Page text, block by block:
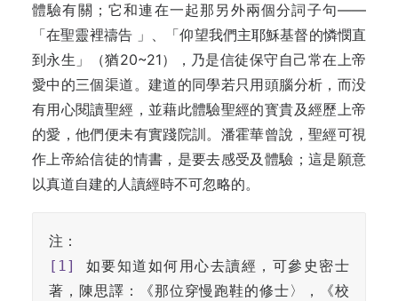
體驗有關；它和連在一起那另外兩個分詞子句——
「在聖靈裡禱告 」、「仰望我們主耶穌基督的憐憫直
到永生」（猶20~21），乃是信徒保守自己常在上帝
愛中的三個渠道。建道的同學若只用頭腦分析，而没
有用心閱讀聖經，並藉此體驗聖經的寳貴及經歷上帝
的愛，他們便未有實踐院訓。潘霍華曾說，聖經可視
作上帝給信徒的情書，是要去感受及體驗；這是願意
以真道自建的人讀經時不可忽略的。
[1]
如要知道如何用心去讀經，可參史密士
著，陳思譯：《那位穿慢跑鞋的修士〉，《校